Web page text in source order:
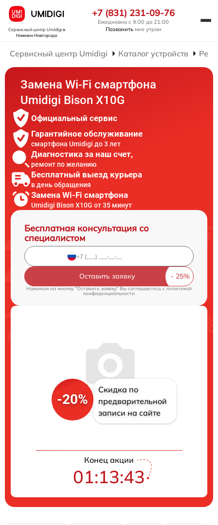
Сервисный центр Umidigiв
Нижнем Новгороде
+7 (831) 231-09-76
Ежедневно с 9:00 до 21:00
Позвонить мне утром
Сервисный центр Umidigi Каталог устройств
Замена Wi-Fi смартфона
Umidigi Bison X10G
Официальный сервис
Гарантийное обслуживание
смартфона Umidigi до 3 лет
Диагностика за наш счет,
ремонт по желанию
Бесплатный выезд курьера
в день обращения
Замена Wi-Fi смартфона
Umidigi Bison X10G от 35 минут
Бесплатная консультация со
специалистом
Оставить заявку
Нажимая на кнопку "Оставить заявку" Вы соглашаетесь c политикой
конфиденциальности
-20%
Скидка по
предварительной
записи на сайте
Конец акции
01:13:42